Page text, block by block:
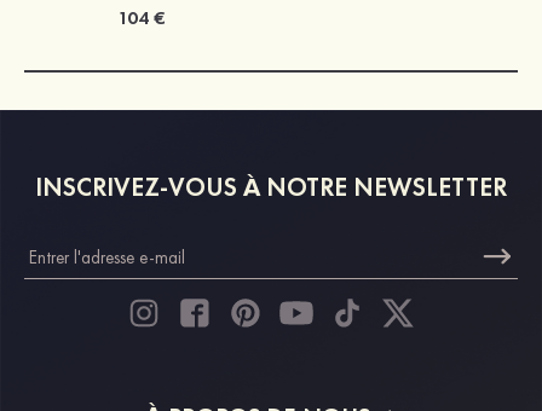
104 €
INSCRIVEZ-VOUS À NOTRE NEWSLETTER